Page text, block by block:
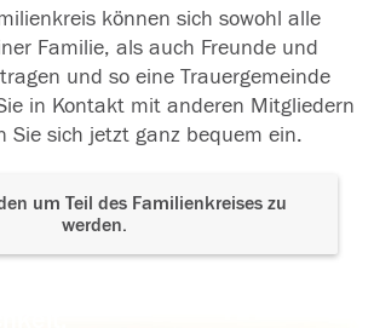
können sich sowohl alle
Familie, als auch Freunde und
und so eine Trauergemeinde
in Kontakt mit anderen Mitgliedern
Sie sich jetzt ganz bequem ein.
um Teil des Familienkreises zu
werden.